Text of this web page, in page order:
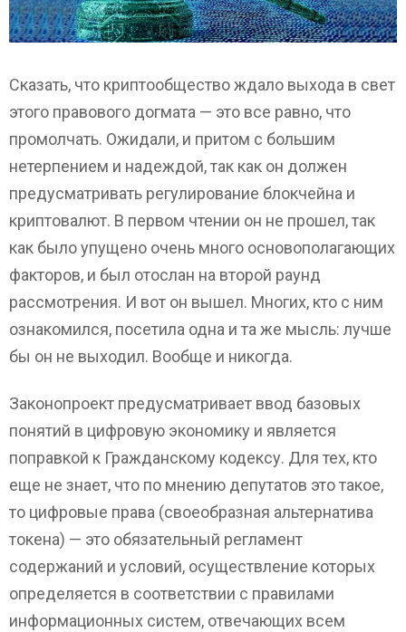
Сказать, что криптообщество ждало выхода в свет
этого правового догмата — это все равно, что
промолчать. Ожидали, и притом с большим
нетерпением и надеждой, так как он должен
предусматривать регулирование блокчейна и
криптовалют. В первом чтении он не прошел, так
как было упущено очень много основополагающих
факторов, и был отослан на второй раунд
рассмотрения. И вот он вышел. Многих, кто с ним
ознакомился, посетила одна и та же мысль: лучше
бы он не выходил. Вообще и никогда.
Законопроект предусматривает ввод базовых
понятий в цифровую экономику и является
поправкой к Гражданскому кодексу. Для тех, кто
еще не знает, что по мнению депутатов это такое,
то цифровые права (своеобразная альтернатива
токена) — это обязательный регламент
содержаний и условий, осуществление которых
определяется в соответствии с правилами
информационных систем, отвечающих всем